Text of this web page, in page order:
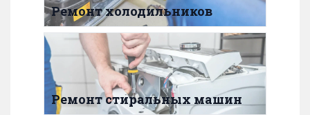
Ремонт холодильников
Ремонт стиральных машин